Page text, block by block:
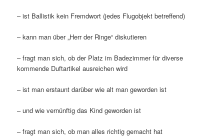
– ist Ballistik kein Fremdwort (jedes Flugobjekt betreffend)
– kann man über „Herr der Ringe“ diskutieren
– fragt man sich, ob der Platz im Badezimmer für diverse
kommende Duftartikel ausreichen wird
– ist man erstaunt darüber wie alt man geworden ist
– und wie vernünftig das Kind geworden ist
– fragt man sich, ob man alles richtig gemacht hat